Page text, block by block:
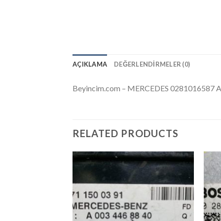
AÇIKLAMA DEĞERLENDIRMELER (0)
Beyincim.com – MERCEDES 0281016587
RELATED PRODUCTS
İstek
Listeme